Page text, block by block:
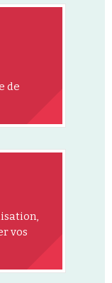
de
vos